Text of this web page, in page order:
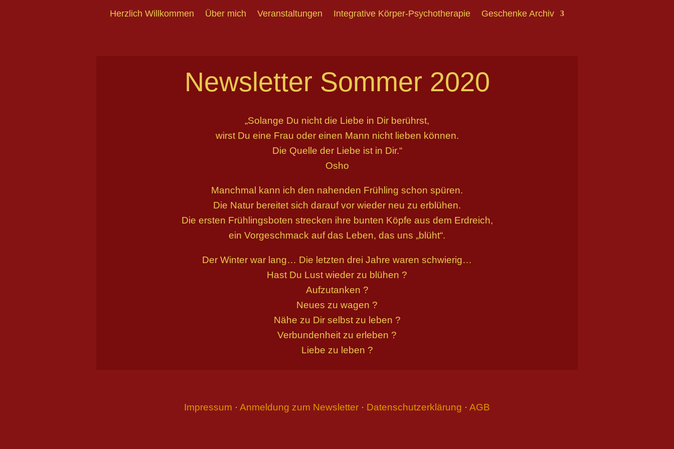
Herzlich Willkommen Über mich Veranstaltungen Integrative Körper-Psychotherapie Geschenke Archiv
Newsletter Sommer 2020
„Solange Du nicht die Liebe in Dir berührst,
wirst Du eine Frau oder einen Mann nicht lieben können.
Die Quelle der Liebe ist in Dir.“
Osho
Manchmal kann ich den nahenden Frühling schon spüren.
Die Natur bereitet sich darauf vor wieder neu zu erblühen.
Die ersten Frühlingsboten strecken ihre bunten Köpfe aus dem Erdreich,
ein Vorgeschmack auf das Leben, das uns „blüht“.
Der Winter war lang… Die letzten drei Jahre waren schwierig…
Hast Du Lust wieder zu blühen ?
Aufzutanken ?
Neues zu wagen ?
Nähe zu Dir selbst zu leben ?
Verbundenheit zu erleben ?
Liebe zu leben ?
Impressum · Anmeldung zum Newsletter · Datenschutzerklärung · AGB